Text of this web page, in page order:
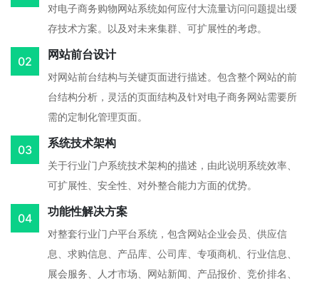
对电子商务购物网站系统如何应付大流量访问问题提出缓
存技术方案。以及对未来集群、可扩展性的考虑。
02 网站前台设计
对网站前台结构与关键页面进行描述。包含整个网站的前
台结构分析，灵活的页面结构及针对电子商务网站需要所
需的定制化管理页面。
03 系统技术架构
关于行业门户系统技术架构的描述，由此说明系统效率、
可扩展性、安全性、对外整合能力方面的优势。
04 功能性解决方案
对整套行业门户平台系统，包含网站企业会员、供应信
息、求购信息、产品库、公司库、专项商机、行业信息、
展会服务、人才市场、网站新闻、产品报价、竞价排名、